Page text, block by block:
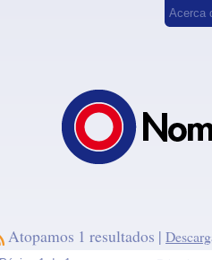
Acerca
Atopamos 1 resultados |